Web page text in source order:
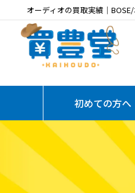
オーディオの買取実績｜
初めての方へ